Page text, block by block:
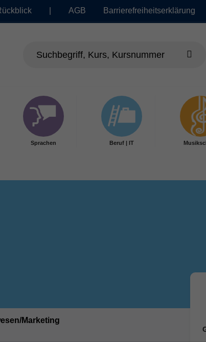
AGB Barrierefreiheitserklärung
Sprachen Beruf | IT
Marketing